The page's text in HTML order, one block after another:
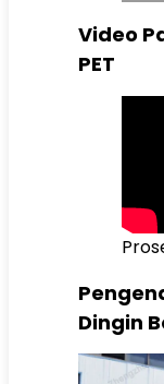
Video
PET
Dingin